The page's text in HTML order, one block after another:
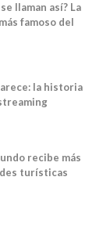
llaman así? La
famoso del
la historia
recibe más
turísticas